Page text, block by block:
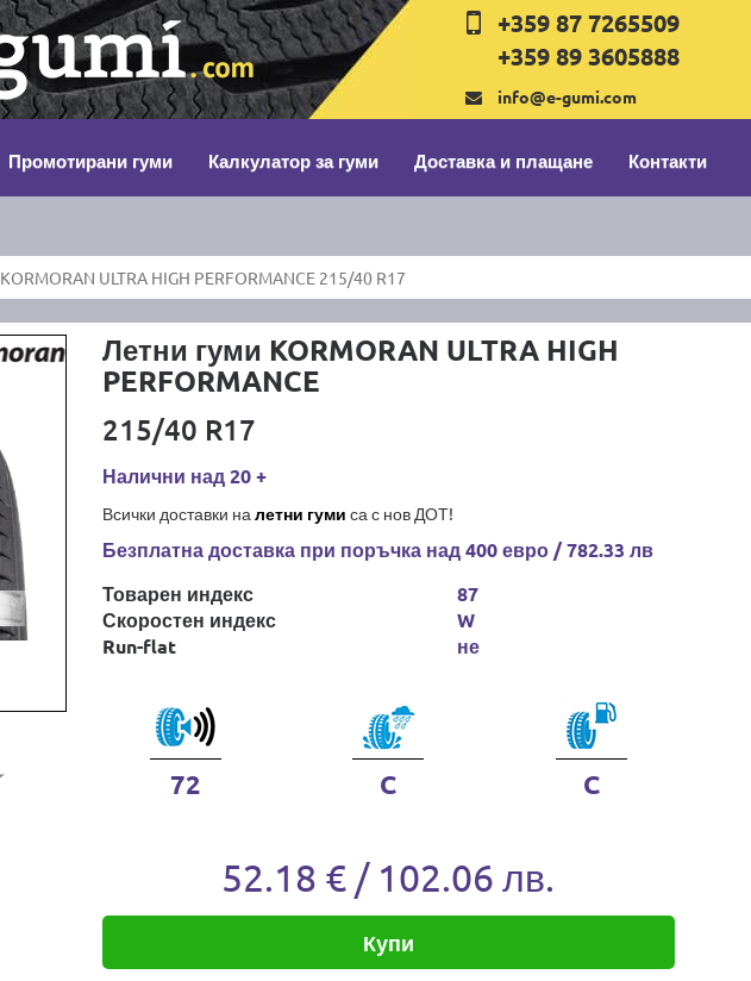
+359 87 7265509
+359 89 3605888
info@e-gumi.com
Промотирани гуми Калкулатор за гуми Доставка и плащане Контакти
KORMORAN ULTRA HIGH PERFORMANCE 215/40 R17
Летни гуми KORMORAN ULTRA HIGH
PERFORMANCE
215/40 R17
Налични над 20 +
Всички доставки на летни гуми са с нов ДОТ!
Безплатна доставка при поръчка над 400 евро / 782.33 лв
Товарен индекс
Скоростен индекс
Run-flat
87
W
не
72 C C
52.18 € / 102.06 лв.
Купи